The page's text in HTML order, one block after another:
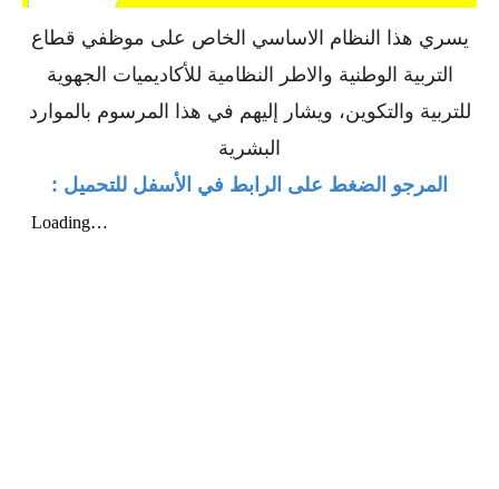
يسري هذا النظام الاساسي الخاص على موظفي قطاع
التربية الوطنية والاطر النظامية للأكاديميات الجهوية
للتربية والتكوين، ويشار إليهم في هذا المرسوم بالموارد
البشرية
المرجو الضغط على الرابط في الأسفل للتحميل :